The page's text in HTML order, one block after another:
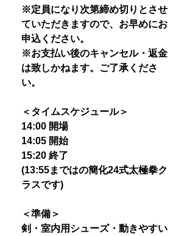
※定員になり次第締め切りとさせ
ていただきますので、お早めにお
申込ください。
※お支払い後のキャンセル・返金
は致しかねます。ご了承くださ
い。
＜タイムスケジュール＞
14:00 開場
14:05 開始
15:20 終了
(13:55まではの簡化24式太極拳ク
ラスです)
＜準備＞
剣・室内用シューズ・動きやすい